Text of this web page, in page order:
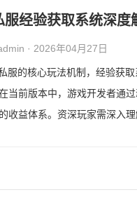
服经验获取系统深
· 2026年04月27日
服的核心玩法机制，经验获
当前版本中，游戏开发者通
收益体系。资深玩家需深入理